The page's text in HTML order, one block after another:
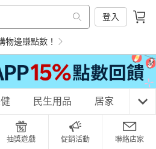
登入
物邊賺點數！
民生用品 居家 3C
抽獎遊戲 促銷活動 聯絡店家